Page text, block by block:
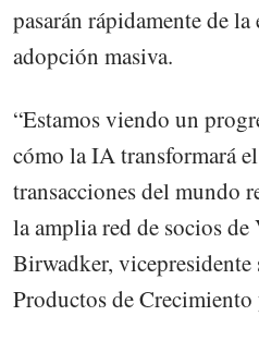
pasarán rápidamente de
adopción masiva.
“Estamos viendo un
cómo la IA transformará
transacciones del mundo
la amplia red de socios
Birwadker, vicepresidente
Productos de